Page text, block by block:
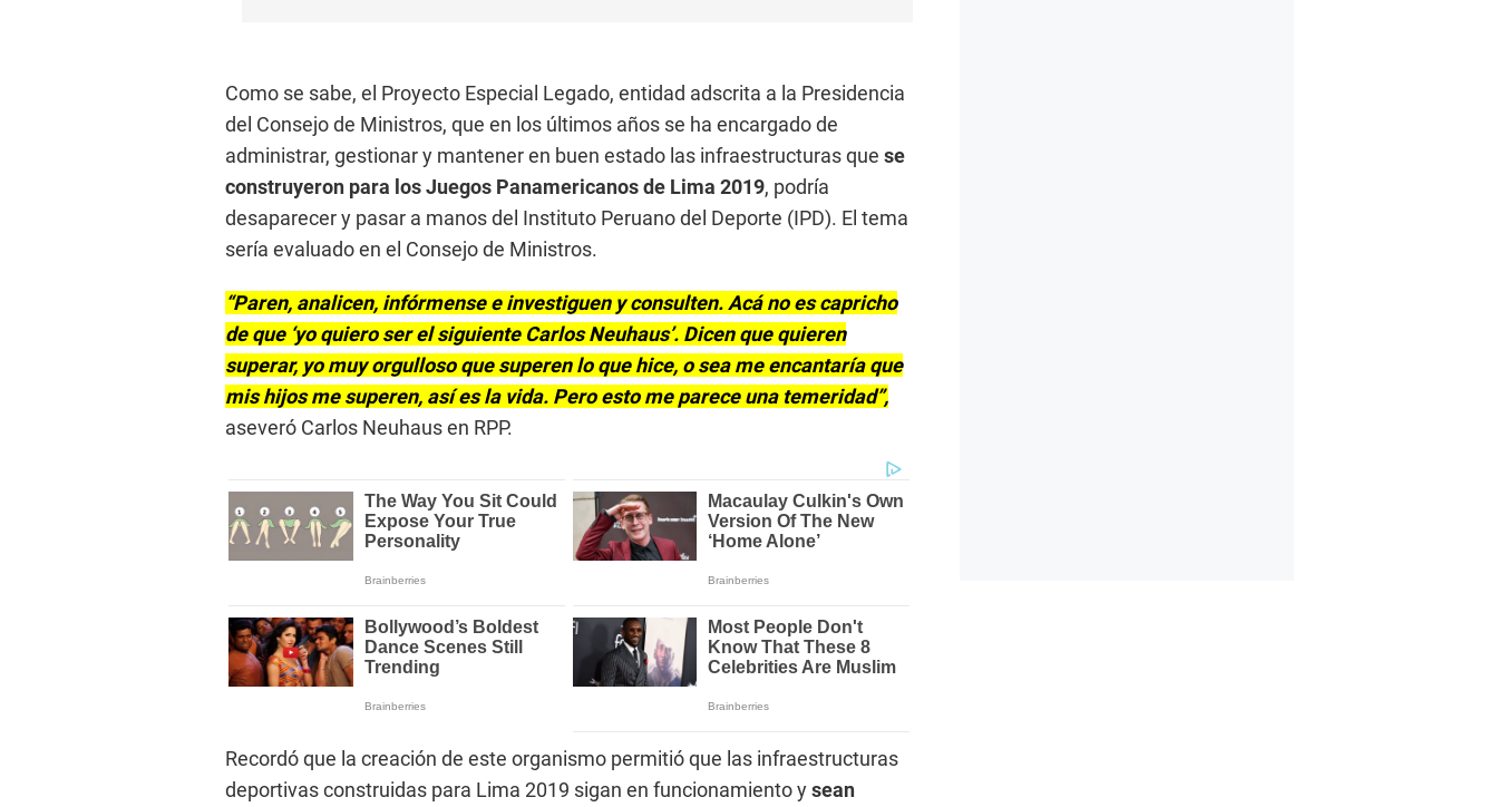
Como se sabe, el Proyecto Especial Legado, entidad adscrita a la Presidencia
del Consejo de Ministros, que en los últimos años se ha encargado de
administrar, gestionar y mantener en buen estado las infraestructuras que se
construyeron para los Juegos Panamericanos de Lima 2019, podría
desaparecer y pasar a manos del Instituto Peruano del Deporte (IPD). El tema
sería evaluado en el Consejo de Ministros.
“Paren, analicen, infórmense e investiguen y consulten. Acá no es capricho
de que ‘yo quiero ser el siguiente Carlos Neuhaus’. Dicen que quieren
superar, yo muy orgulloso que superen lo que hice, o sea me encantaría que
mis hijos me superen, así es la vida. Pero esto me parece una temeridad”,
aseveró Carlos Neuhaus en RPP.
Recordó que la creación de este organismo permitió que las infraestructuras
deportivas construidas para Lima 2019 sigan en funcionamiento ysean